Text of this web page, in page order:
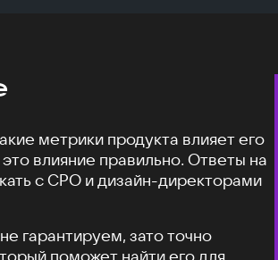
метрики продукта влияет его
влияние правильно. Ответы на
с CPO и дизайн-директорами
гарантируем, зато точно